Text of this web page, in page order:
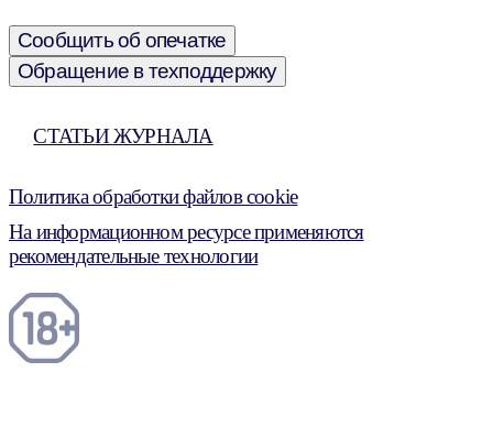
Сообщить об опечатке
Обращение в техподдержку
СТАТЬИ ЖУРНАЛА
Политика обработки файлов cookie
На информационном ресурсе применяются
рекомендательные технологии